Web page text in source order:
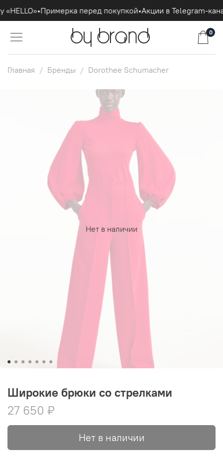
•Примерка перед покупкой•Акции в Telegram-
0
Главная Бренды Dorothee Schumacher
Нет в наличии
Широкие брюки со стрелками
27 650 ₽
Нет в наличии